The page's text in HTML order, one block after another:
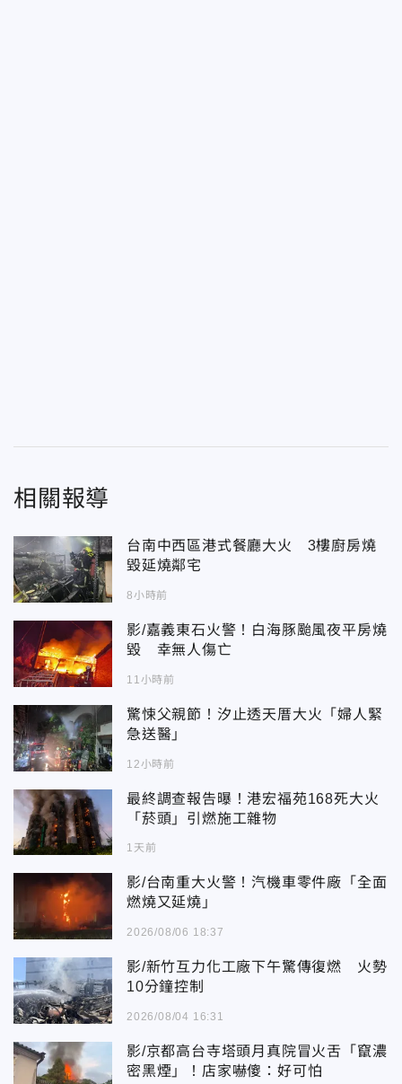
相關報導
台南中西區港式餐廳大火 3樓廚房燒
毀延燒鄰宅
8小時前
影/嘉義東石火警！白海豚颱風夜平房燒
毀 幸無人傷亡
11小時前
驚悚父親節！汐止透天厝大火「婦人緊
急送醫」
12小時前
最終調查報告曝！港宏福苑168死大火
「菸頭」引燃施工雜物
1天前
影/台南重大火警！汽機車零件廠「全面
燃燒又延燒」
2026/08/06 18:37
影/新竹互力化工廠下午驚傳復燃 火勢
10分鐘控制
2026/08/04 16:31
影/京都高台寺塔頭月真院冒火舌「竄濃
密黑煙」！店家嚇傻：好可怕